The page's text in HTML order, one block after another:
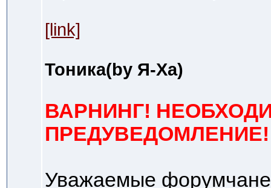
[link]
Тоника(by Я-Ха)
ВАРНИНГ!
ПРЕДУВЕДОМЛЕНИЕ!
Уважаемые